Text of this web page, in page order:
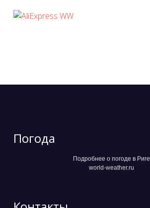
Погода
Подробнее о погоде в Риге
world-weather.ru